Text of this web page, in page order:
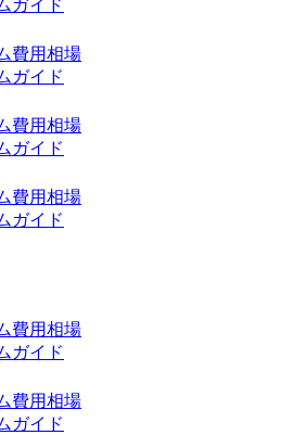
ガイド
費用相場
ガイド
費用相場
ガイド
費用相場
ガイド
費用相場
ガイド
費用相場
ガイド